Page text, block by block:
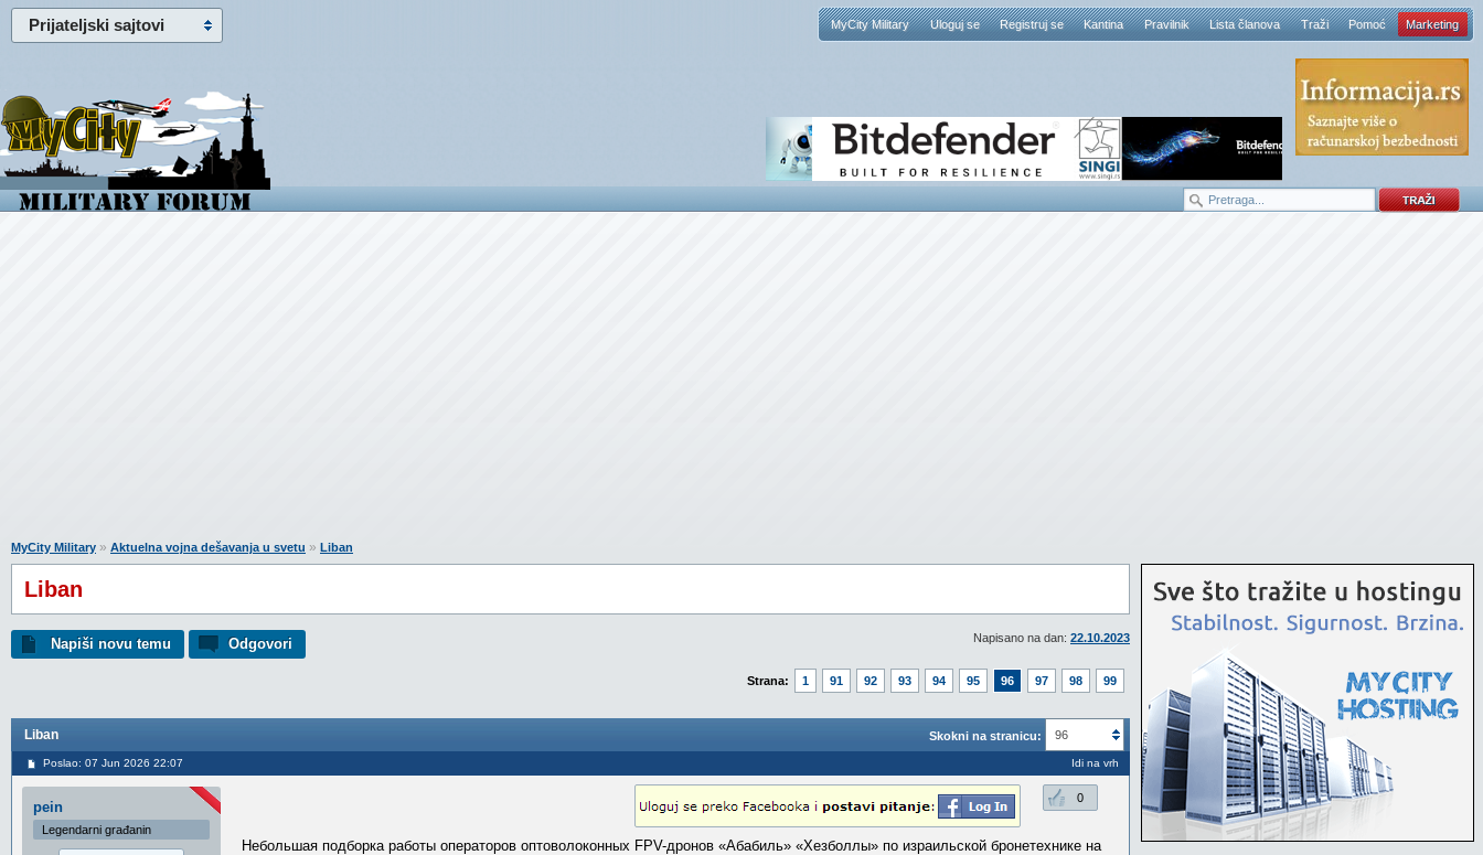
Prijateljski sajtovi MyCity Military Uloguj se Registruj se Kantina Pravilnik Lista članova Traži Pomoć Marketing
MyCity Military » Aktuelna vojna dešavanja u svetu » Liban
Liban
Napisano na dan: 22.10.2023
Napiši novu temu Odgovori
Strana: 1 91 92 93 94 95 96 97 98 99
Skokni na stranicu: 96
Liban
Poslao: 07 Jun 2026 22:07 Idi na vrh
pein
Legendarni građanin
0
Небольшая подборка работы операторов оптоволоконных FPV-дронов «Абабиль» «Хезболлы» по израильской бронетехнике на